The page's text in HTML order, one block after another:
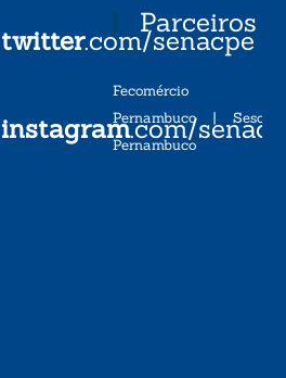
twitter.com/senacpe
instagram.com/
Parceiros
Fecomércio
Pernambuco| Sesc
Pernambuco